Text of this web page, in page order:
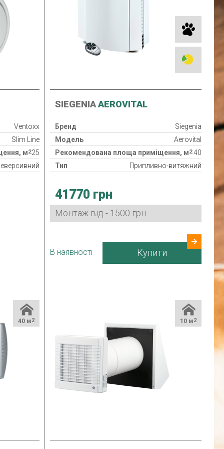
Ventoxx
Slim Line
м225
SIEGENIAAEROVITAL
Бренд
Siegenia
Модель
Aerovital
Рекомендована площа приміщення, м240
Тип
Припливно-витяжний
Споживана потужність
Країна виробник
Німеччина
41770 грн
Монтаж від - 1500 грн
В наявності Купити
40 м2 10 м2